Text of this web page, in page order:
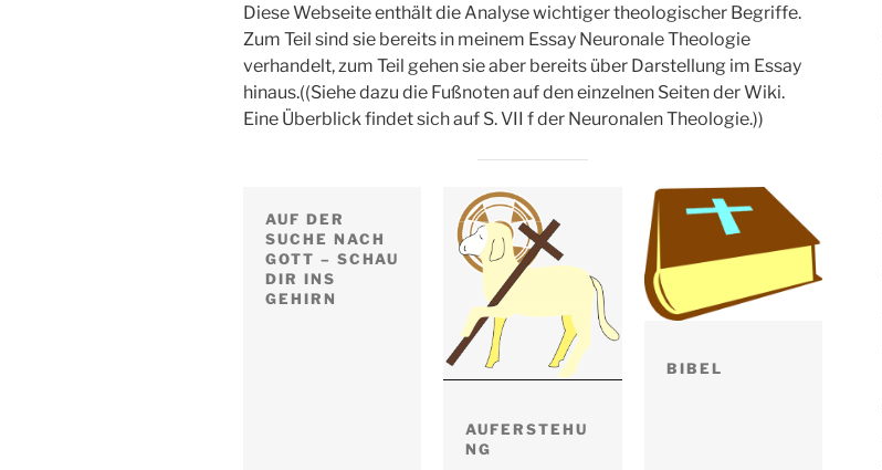
Diese Webseite enthält die Analyse wichtiger theologischer Begriffe.
Zum Teil sind sie bereits in meinem Essay Neuronale Theologie
verhandelt, zum Teil gehen sie aber bereits über Darstellung im Essay
hinaus.((Siehe dazu die Fußnoten auf den einzelnen Seiten der Wiki.
Eine Überblick findet sich auf S. VII f der Neuronalen Theologie.))
AUF DER
SUCHE NACH
GOTT – SCHAU
DIR INS
GEHIRN
AUFERSTEHU
NG
BIBEL